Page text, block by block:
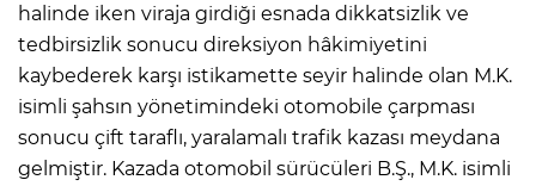
halinde iken viraja girdiği esnada dikkatsizlik ve
tedbirsizlik sonucu direksiyon hâkimiyetini
kaybederek karşı istikamette seyir halinde olan M.K.
isimli şahsın yönetimindeki otomobile çarpması
sonucu çift taraflı, yaralamalı trafik kazası meydana
gelmiştir. Kazada otomobil sürücüleri B.Ş., M.K. isimli